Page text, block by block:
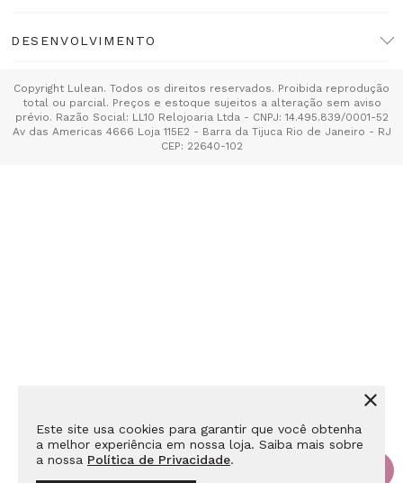
Este site usa cookies para garantir que você obtenha
a melhor experiência em nossa loja. Saiba mais sobre
a nossa Política de Privacidade.
DESENVOLVIMENTO
Copyright Lulean. Todos os direitos reservados. Proibida reprodução
total ou parcial. Preços e estoque sujeitos a alteração sem aviso
prévio. Razão Social: LL10 Relojoaria Ltda - CNPJ: 14.495.839/0001-52
Av das Americas 4666 Loja 115E2 - Barra da Tijuca Rio de Janeiro - RJ
CEP: 22640-102